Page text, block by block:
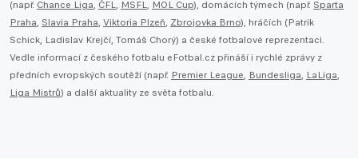
(např. Chance Liga, ČFL, MSFL, MOL Cup), domácích týmech (např. Sparta
Praha, Slavia Praha, Viktoria Plzeň, Zbrojovka Brno), hráčích (Patrik
Schick, Ladislav Krejčí, Tomáš Chorý) a české fotbalové reprezentaci.
Vedle informací z českého fotbalu eFotbal.cz přináší i rychlé zprávy z
předních evropských soutěží (např. Premier League, Bundesliga, LaLiga,
Liga Mistrů) a další aktuality ze světa fotbalu.